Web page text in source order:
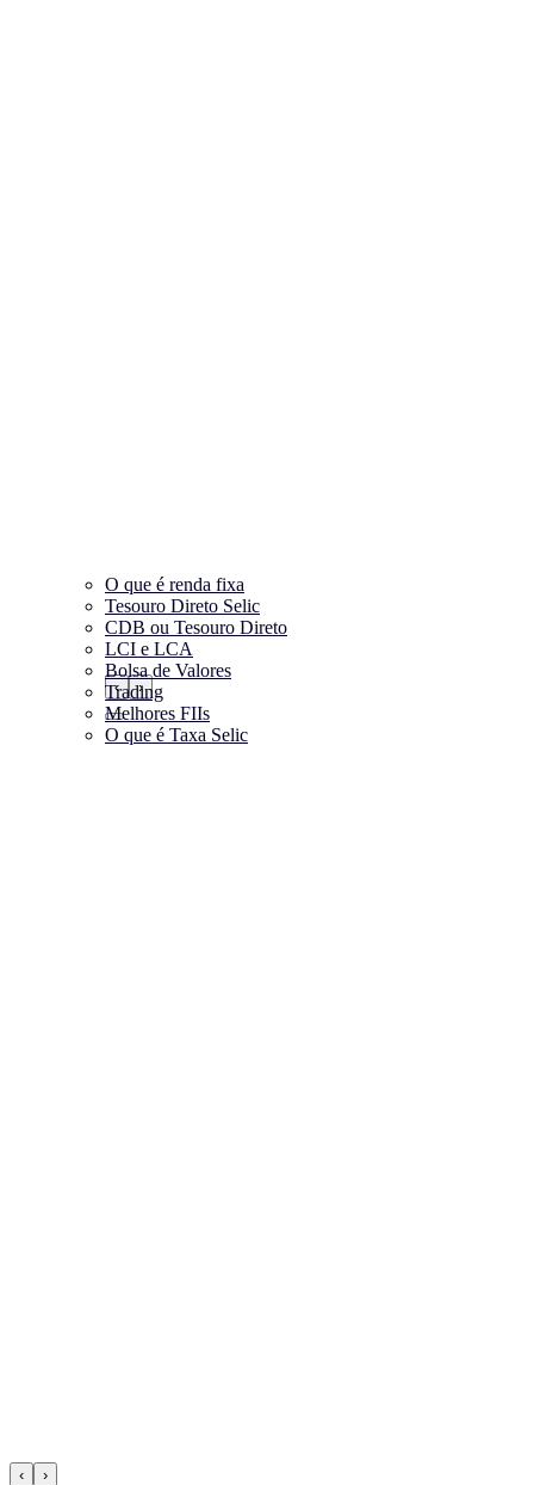
‹ ›
O que é renda fixa
Tesouro Direto Selic
CDB ou Tesouro Direto
LCI e LCA
Bolsa de Valores
Trading
Melhores FIIs
O que é Taxa Selic
‹ ›